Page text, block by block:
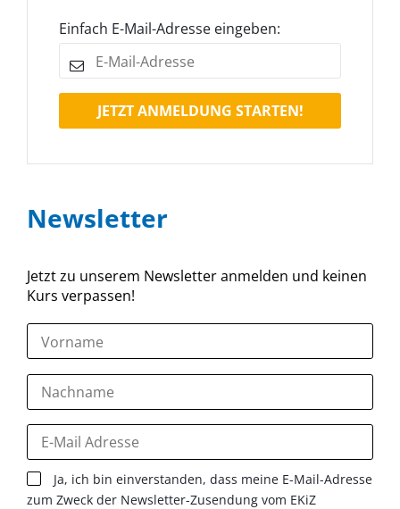
Newsletter
Jetzt zu unserem Newsletter anmelden und keinen
Kurs verpassen!
Ja, ich bin einverstanden, dass meine E-Mail-Adresse
zum Zweck der Newsletter-Zusendung vom EKiZ
Einfach E-Mail-Adresse eingeben:
JETZT ANMELDUNG STARTEN!